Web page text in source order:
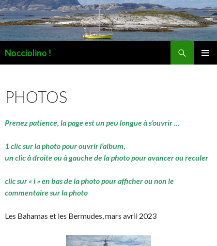
Nocciolino !
PHOTOS
Prenez patience, la page est un peu longue à s’ouvrir …
1 clic sur la photo pour ouvrir l’album,
un clic à droite ou à gauche de la photo pour avancer ou reculer
clic sur « i » en bas de la photo pour afficher ou non le
commentaire sur la photo
Les Bahamas et les Bermudes, mars avril 2023